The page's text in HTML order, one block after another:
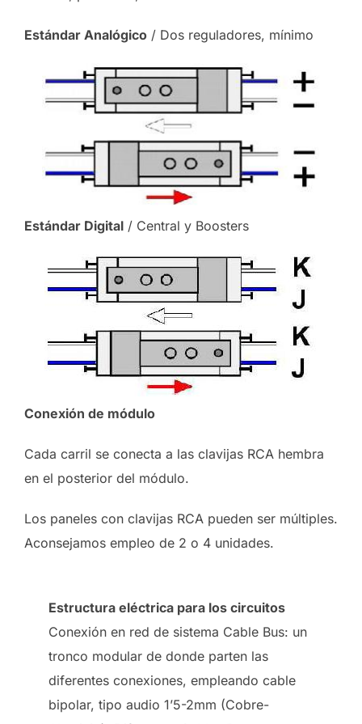
Estándar Analógico / Dos reguladores, mínimo
Estándar Digital / Central y Boosters
Conexión de módulo
Cada carril se conecta a las clavijas RCA hembra
en el posterior del módulo.
Los paneles con clavijas RCA pueden ser múltiples.
Aconsejamos empleo de 2 o 4 unidades.
Estructura eléctrica para los circuitos
Conexión en red de sistema Cable Bus: un
tronco modular de donde parten las
diferentes conexiones, empleando cable
bipolar, tipo audio 1’5-2mm (Cobre-